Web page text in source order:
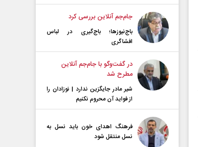
جام‌جم آنلاین بررسی کرد
باج‌نیوزها؛ باج‌گیری در لباس
افشاگری
در گفت‌و‌گو با جام‌جم آنلاین
مطرح شد
شیر مادر جایگزین ندارد | نوزادان را
از فواید آن محروم نکنیم
فرهنگ اهدای خون باید نسل به
نسل منتقل شود